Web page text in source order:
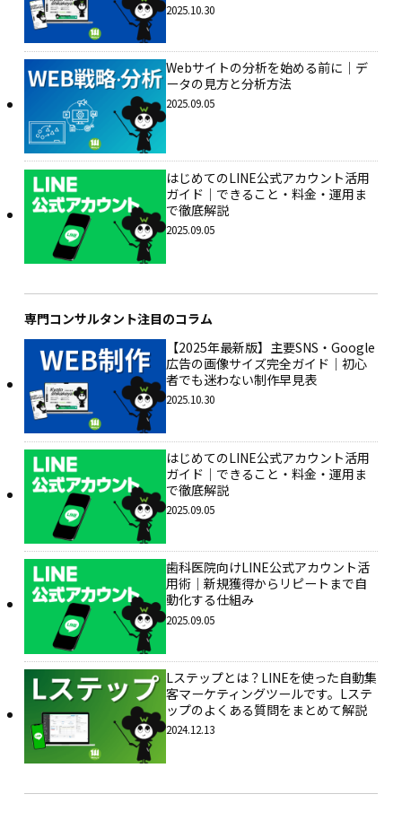
2025.10.30
Webサイトの分析を始める前に｜デ
ータの見方と分析方法
2025.09.05
はじめてのLINE公式アカウント活用
ガイド｜できること・料金・運用ま
で徹底解説
2025.09.05
専門コンサルタント注目のコラム
【2025年最新版】主要SNS・Google
広告の画像サイズ完全ガイド｜初心
者でも迷わない制作早見表
2025.10.30
はじめてのLINE公式アカウント活用
ガイド｜できること・料金・運用ま
で徹底解説
2025.09.05
歯科医院向けLINE公式アカウント活
用術｜新規獲得からリピートまで自
動化する仕組み
2025.09.05
Lステップとは？LINEを使った自動集
客マーケティングツールです。Lステ
ップのよくある質問をまとめて解説
2024.12.13